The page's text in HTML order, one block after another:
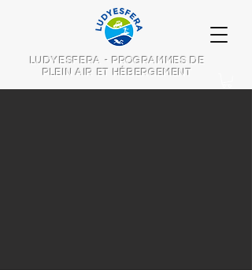
LUDYESFERA - PROGRAMMES DE
PLEIN AIR ET HÉBERGEMENT